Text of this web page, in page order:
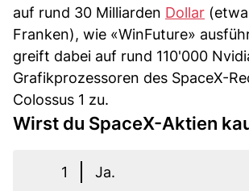
auf rund 30 Milliarden Dollar
Franken), wie «WinFuture»
greift dabei auf rund 110'000
Grafikprozessoren des SpaceX-
Colossus 1 zu.
Wirst du SpaceX-Aktien
1 Ja.